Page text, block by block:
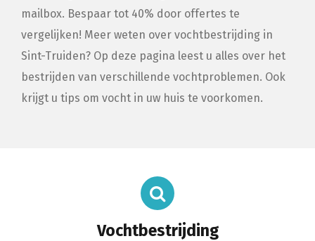
mailbox. Bespaar tot 40% door offertes te
vergelijken! Meer weten over vochtbestrijding in
Sint-Truiden? Op deze pagina leest u alles over het
bestrijden van verschillende vochtproblemen. Ook
krijgt u tips om vocht in uw huis te voorkomen.
Vochtbestrijding